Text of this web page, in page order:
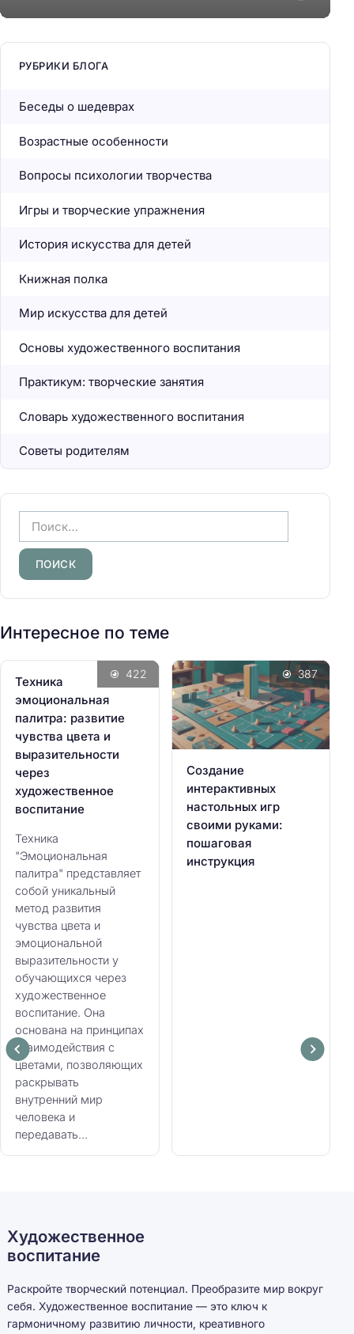
РУБРИКИ БЛОГА
Беседы о шедеврах
Возрастные особенности
Вопросы психологии творчества
Игры и творческие упражнения
История искусства для детей
Книжная полка
Мир искусства для детей
Основы художественного воспитания
Практикум: творческие занятия
Словарь художественного воспитания
Советы родителям
а
й
т
и
Интересное по теме
Техника
эмоциональная
палитра: развитие
чувства цвета и
выразительности
через
художественное
воспитание
Техника
"Эмоциональная
палитра" представляет
собой уникальный
метод развития
чувства цвета и
эмоциональной
выразительности у
обучающихся через
художественное
воспитание. Она
основана на принципах
взаимодействия с
цветами, позволяющих
раскрывать
внутренний мир
человека и
передавать...
422
Создание
интерактивных
настольных игр
своими руками:
пошаговая
инструкция
387
Художественное
воспитание
Раскройте творческий потенциал. Преобразите мир вокруг
себя. Художественное воспитание — это ключ к
гармоничному развитию личности, креативного